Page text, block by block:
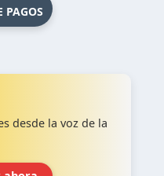
PAGOS
desde la voz de la